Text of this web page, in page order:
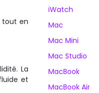
tout en
La
et
iWatch
Mac
Mac Mini
Mac Studio
MacBook
MacBook Air